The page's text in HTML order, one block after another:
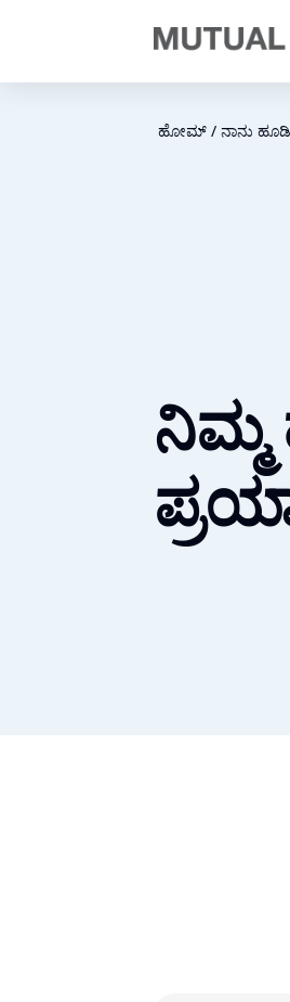
ಹೋಮ್ / ನಾನು